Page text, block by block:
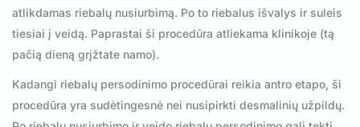
atlikdamas riebalų nusiurbimą. Po to riebalus išvalys ir suleis
tiesiai į veidą. Paprastai ši procedūra atliekama klinikoje (tą
pačią dieną grįžtate namo).
Kadangi riebalų persodinimo procedūrai reikia antro etapo, ši
procedūra yra sudėtingesnė nei nusipirkti desmalinių užpildų.